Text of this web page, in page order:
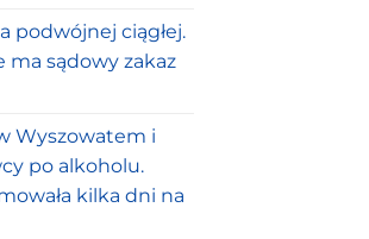
podwójnej ciągłej.
ma sądowy zakaz
Wyszowatem i
po alkoholu.
kilka dni na